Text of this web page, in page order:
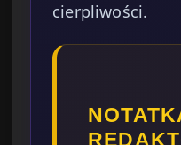
cierpliwości.